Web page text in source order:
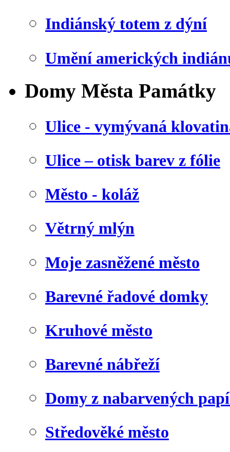
Indiánský totem z dýní
Umění amerických
Domy Města Památky
Ulice - vymývaná
Ulice – otisk barev z fólie
Město - koláž
Větrný mlýn
Moje zasněžené město
Barevné řadové domky
Kruhové město
Barevné nábřeží
Domy z nabarvených
Středověké město